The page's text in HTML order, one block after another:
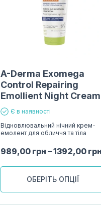
A-Derma Exomega
Control Repairing
Emollient Night Cream
Є в наявності
Відновлювальний нічний крем-
емолент для обличчя та тіла
989,00 грн –1392,00 грн
ОБЕРІТЬ ОПЦІЇ